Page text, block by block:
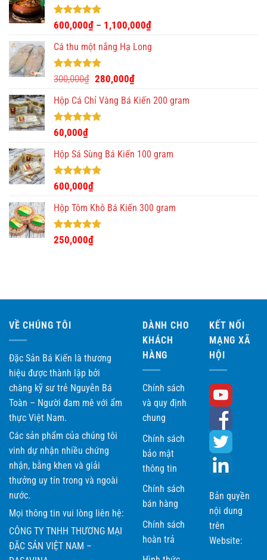
Được xếp
hạng
4.93
5 sao
600,000₫ – 1,100,000₫
Cá thu một nắng Hạ Long
Được xếp
hạng
5.00
5 sao
300,000₫ Giá
là:
300,000₫.
280,000₫Giá
tại
Hộp Cá Chỉ Vàng Bá Kiến 200 gram
Được xếp
hạng
5.00
5 sao
60,000₫
Hộp Sá Sùng Bá Kiến 100 gram
Được xếp
hạng
5.00
5 sao
600,000₫
Hộp Tôm Khô Bá Kiến 300 gram
Được xếp
hạng
5.00
250,000₫
VỀ CHÚNG TÔI
Đặc Sản Bá Kiến là thương
hiệu được thành lập bởi
chàng kỹ sư trẻ Nguyễn Bá
Toàn – Người đam mê với ẩm
thực Việt Nam.
Các sản phẩm của chúng tôi
vinh dự nhận nhiều chứng
nhận, bằng khen và giải
thưởng uy tín trong và ngoài
nước.
Mọi thông tin vui lòng liên hệ:
CÔNG TY TNHH THƯƠNG MẠI
ĐẶC SẢN VIỆT NAM –
DÀNH CHO
KHÁCH
HÀNG
Chính sách
và quy định
chung
Chính sách
bảo mật
thông tin
Chính sách
bán hàng
Chính sách
hoàn trả
KẾT NỐI
MẠNG XÃ
HỘI
Bản quyền
nội dung
trên
Website: